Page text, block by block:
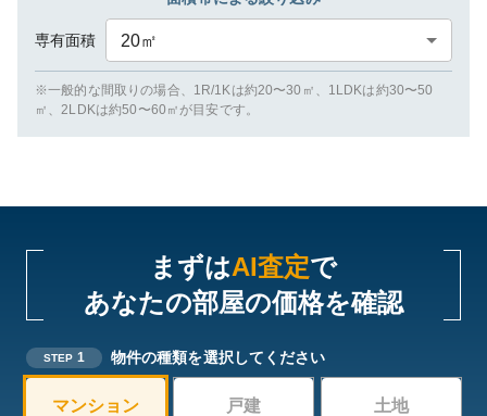
専有面積 20㎡
※一般的な間取りの場合、1R/1Kは約20〜30㎡、1LDKは約30〜50
㎡、2LDKは約50〜60㎡が目安です。
まずはAI査定で
あなたの部屋の価格を確認
STEP 1 物件の種類を選択してください
マンション 戸建 土地